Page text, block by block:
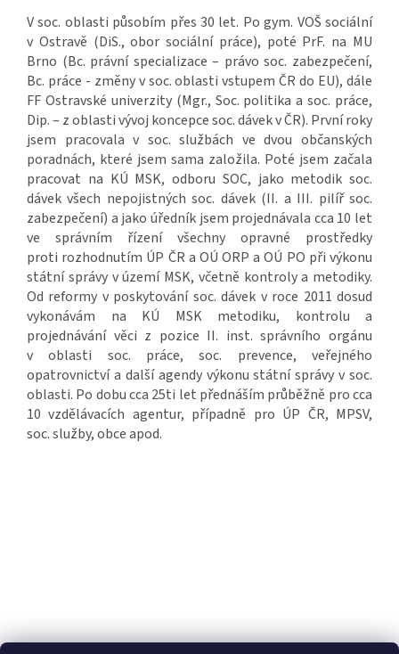
V soc. oblasti působím přes 30 let. Po gym. VOŠ sociální
v Ostravě (DiS., obor sociální práce), poté PrF. na MU
Brno (Bc. právní specializace – právo soc. zabezpečení,
Bc. práce - změny v soc. oblasti vstupem ČR do EU), dále
FF Ostravské univerzity (Mgr., Soc. politika a soc. práce,
Dip. – z oblasti vývoj koncepce soc. dávek v ČR). První roky
jsem pracovala v soc. službách ve dvou občanských
poradnách, které jsem sama založila. Poté jsem začala
pracovat na KÚ MSK, odboru SOC, jako metodik soc.
dávek všech nepojistných soc. dávek (II. a III. pilíř soc.
zabezpečení) a jako úředník jsem projednávala cca 10 let
ve správním řízení všechny opravné prostředky
proti rozhodnutím ÚP ČR a OÚ ORP a OÚ PO při výkonu
státní správy v území MSK, včetně kontroly a metodiky.
Od reformy v poskytování soc. dávek v roce 2011 dosud
vykonávám na KÚ MSK metodiku, kontrolu a
projednávání věci z pozice II. inst. správního orgánu
v oblasti soc. práce, soc. prevence, veřejného
opatrovnictví a další agendy výkonu státní správy v soc.
oblasti. Po dobu cca 25ti let přednáším průběžně pro cca
10 vzdělávacích agentur, případně pro ÚP ČR, MPSV,
soc. služby, obce apod.